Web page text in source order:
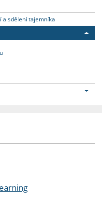
a sdělení tajemníka